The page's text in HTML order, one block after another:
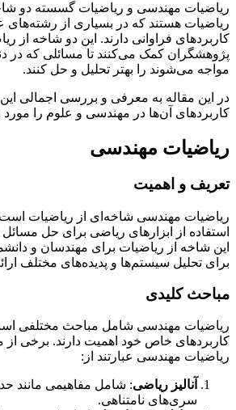
ریاضیات مهندسی و ریاضیات گسسته دو
ریاضیات هستند که در بسیاری از
کاربردهای فراوانی دارند. این دو شاخه از
پژوهشگران کمک می‌کنند تا مسائلی که در
مواجه می‌شوند را بهتر تحلیل و حل کنند.
در این مقاله به معرفی و بررسی اجمالی
کاربردهای آن‌ها در مهندسی و علوم را
ریاضیات مهندسی
تعریف و اهمیت
ریاضیات مهندسی شاخه‌ای از ریاضیات
استفاده از ابزارهای ریاضی برای حل
این شاخه از ریاضیات برای مهندسان و
برای تحلیل سیستم‌ها و پدیده‌های مختلف
مباحث کلیدی
ریاضیات مهندسی شامل مباحث مختلفی
کاربردهای خاص خود اهمیت دارند. برخی از
ریاضیات مهندسی عبارتند از:
آنالیز ریاضی: شامل مفاهیمی مانند
سری‌های نامتناهی.